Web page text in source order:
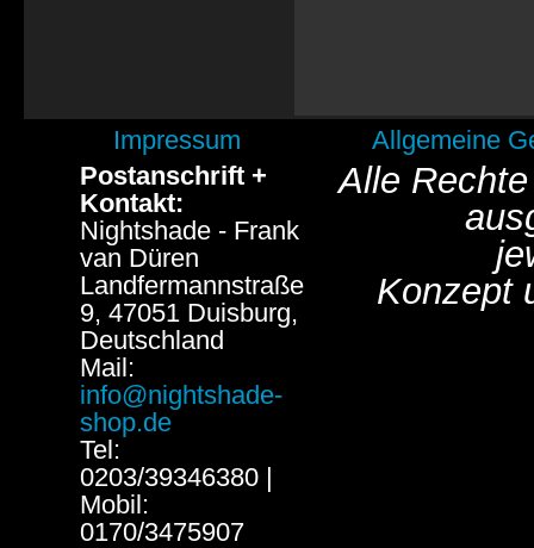
Impressum
Allgemeine
Postanschrift +
Kontakt:
Nightshade - Frank
van Düren
Landfermannstraße
9, 47051 Duisburg,
Deutschland
Mail:
info@nightshade-
shop.de
Tel:
0203/39346380 |
Mobil:
0170/3475907
Alle
Konzept